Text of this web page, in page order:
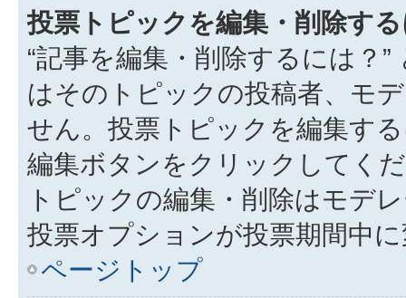
投票トピックを編集・削除す
“記事を編集・削除するには？
はそのトピックの投稿者、モ
せん。投票トピックを編集す
編集ボタンをクリックしてく
トピックの編集・削除はモデ
投票オプションが投票期間中
ページトップ